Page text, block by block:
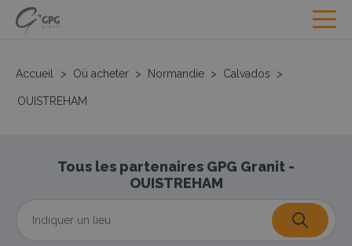
Accueil > Où acheter > Normandie > Calvados >
OUISTREHAM
Tous les partenaires GPG Granit -
OUISTREHAM